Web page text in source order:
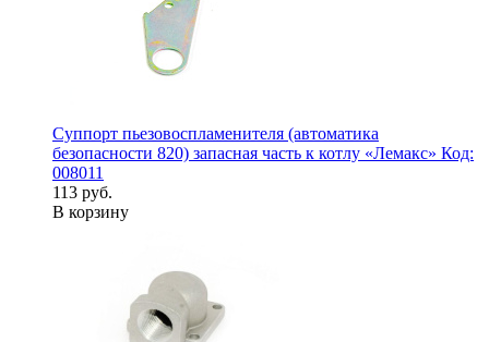
Суппорт пьезовоспламенителя (автоматика
безопасности 820) запасная часть к котлу «Лемакс» Код:
008011
113 руб.
В корзину